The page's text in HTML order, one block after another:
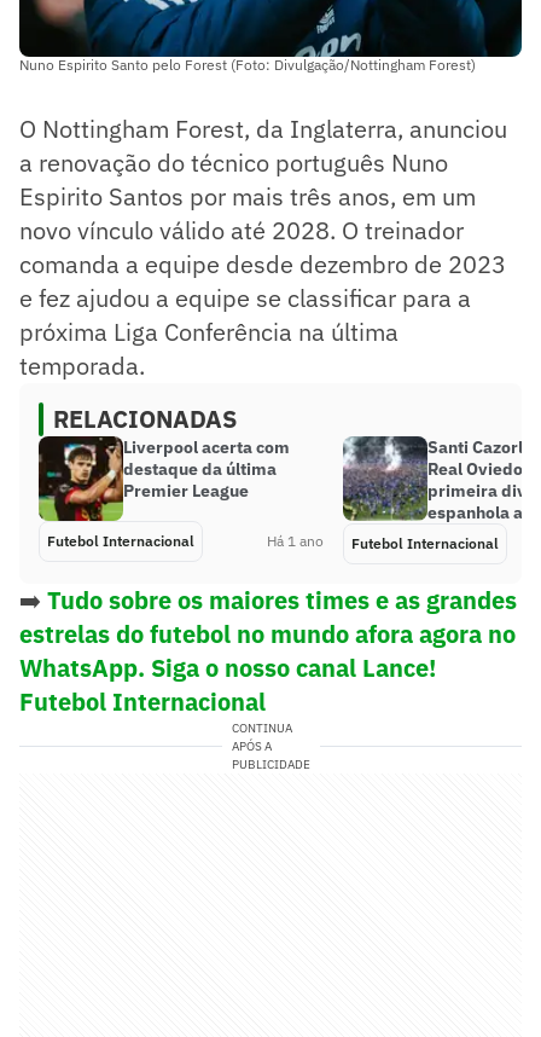
Nuno Espirito Santo pelo Forest (Foto: Divulgação/Nottingham Forest)
O Nottingham Forest, da Inglaterra, anunciou
a renovação do técnico português Nuno
Espirito Santos por mais três anos, em um
novo vínculo válido até 2028. O treinador
comanda a equipe desde dezembro de 2023
e fez ajudou a equipe se classificar para a
próxima Liga Conferência na última
temporada.
RELACIONADAS
Liverpool acerta com
destaque da última
Premier League
Futebol Internacional Há 1 ano
Santi Cazorla
Real Oviedo
primeira
espanhola
Futebol Internacional
➡️ Tudo sobre os maiores times e as grandes
estrelas do futebol no mundo afora agora no
WhatsApp. Siga o nosso canal Lance!
Futebol Internacional
CONTINUA
APÓS A
PUBLICIDADE